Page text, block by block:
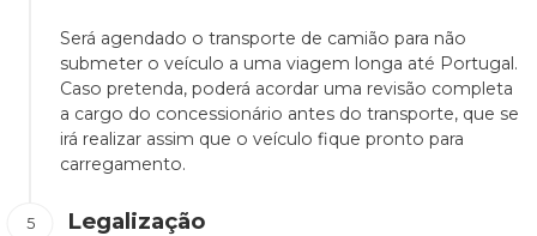
Será agendado o transporte de camião para não
submeter o veículo a uma viagem longa até Portugal.
Caso pretenda, poderá acordar uma revisão completa
a cargo do concessionário antes do transporte, que se
irá realizar assim que o veículo fique pronto para
carregamento.
Legalização